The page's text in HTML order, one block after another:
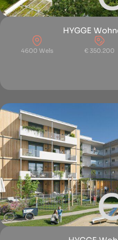
HYGGE
4600 Wels € 350.200